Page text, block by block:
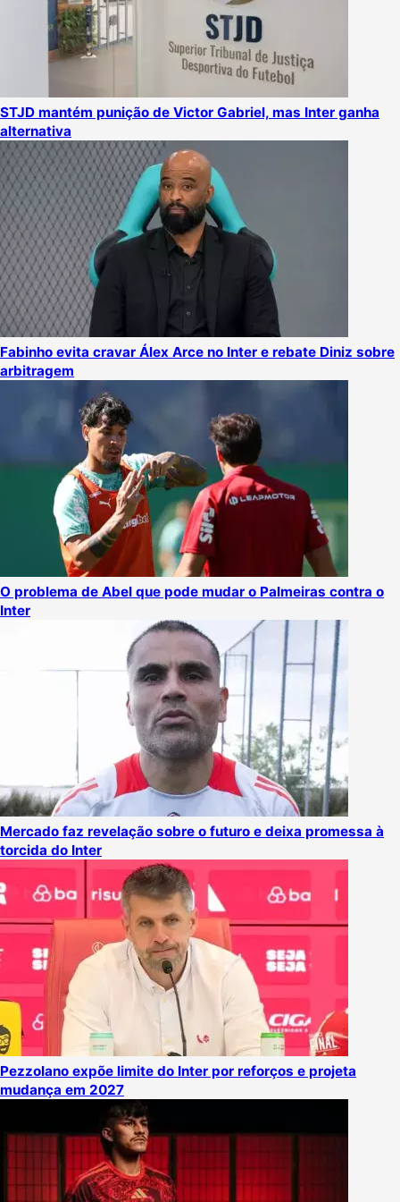
STJD mantém punição de Victor Gabriel, mas Inter ganha
alternativa
Fabinho evita cravar Álex Arce no Inter e rebate Diniz sobre
arbitragem
O problema de Abel que pode mudar o Palmeiras contra o
Inter
Mercado faz revelação sobre o futuro e deixa promessa à
torcida do Inter
Pezzolano expõe limite do Inter por reforços e projeta
mudança em 2027